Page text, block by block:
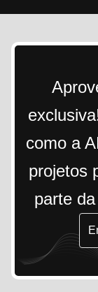
como a
projetos
parte